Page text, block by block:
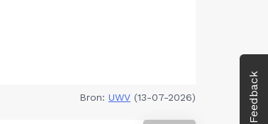
Feedback
Bron: UWV (13-07-2026)